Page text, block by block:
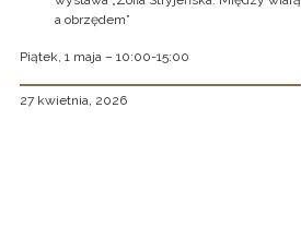
a obrzędem”
Piątek, 1 maja – 10:00-15:00
27 kwietnia, 2026